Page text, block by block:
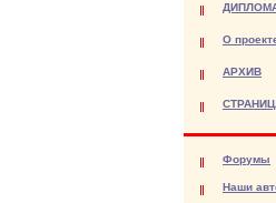
О
АРХИВ
Форумы
Наши